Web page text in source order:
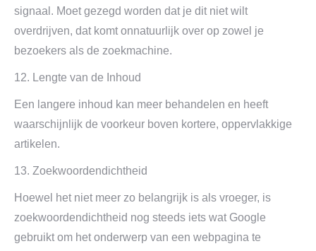
signaal. Moet gezegd worden dat je dit niet wilt
overdrijven, dat komt onnatuurlijk over op zowel je
bezoekers als de zoekmachine.
12. Lengte van de Inhoud
Een langere inhoud kan meer behandelen en heeft
waarschijnlijk de voorkeur boven kortere, oppervlakkige
artikelen.
13. Zoekwoordendichtheid
Hoewel het niet meer zo belangrijk is als vroeger, is
zoekwoordendichtheid nog steeds iets wat Google
gebruikt om het onderwerp van een webpagina te